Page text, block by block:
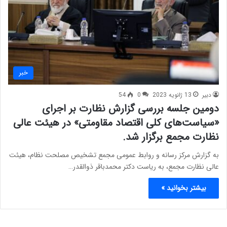
خبر
دبیر 13 ژانویه 2023 0
54
دومین جلسه بررسی گزارش نظارت بر اجرای
«سیاست‌های کلی اقتصاد مقاومتی» در هیئت عالی
نظارت مجمع برگزار شد.
به گزارش مرکز رسانه و روابط عمومی مجمع تشخیص مصلحت نظام، هیئت
عالی نظارت مجمع، به ریاست دکتر محمدباقر ذوالقدر…
بیشتر بخوانید »